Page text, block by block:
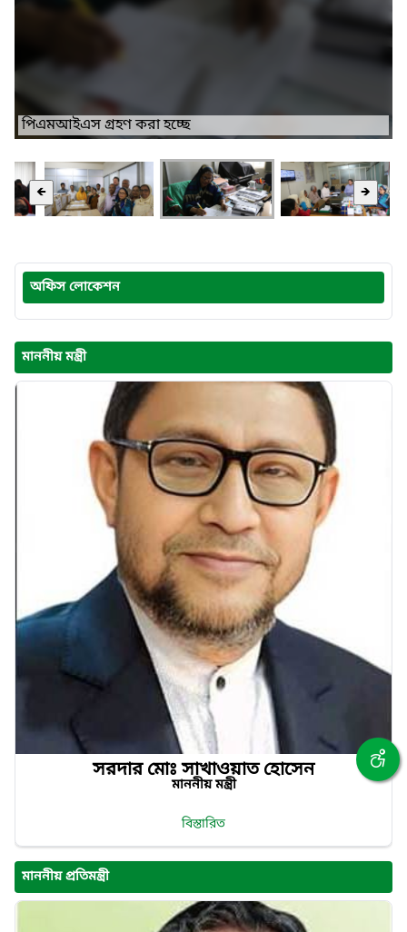
পিএমআইএস গ্রহণ করা হচ্ছে
🡸 🡺
অফিস লোকেশন
মাননীয় মন্ত্রী
সরদার মোঃ সাখাওয়াত হোসেন
মাননীয় মন্ত্রী
বিস্তারিত
মাননীয় প্রতিমন্ত্রী